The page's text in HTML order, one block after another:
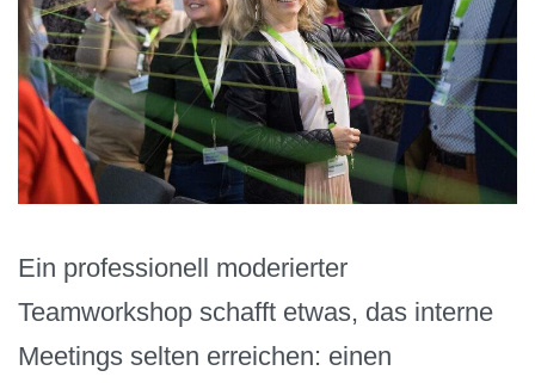
Ein professionell moderierter
Teamworkshop schafft etwas, das interne
Meetings selten erreichen: einen